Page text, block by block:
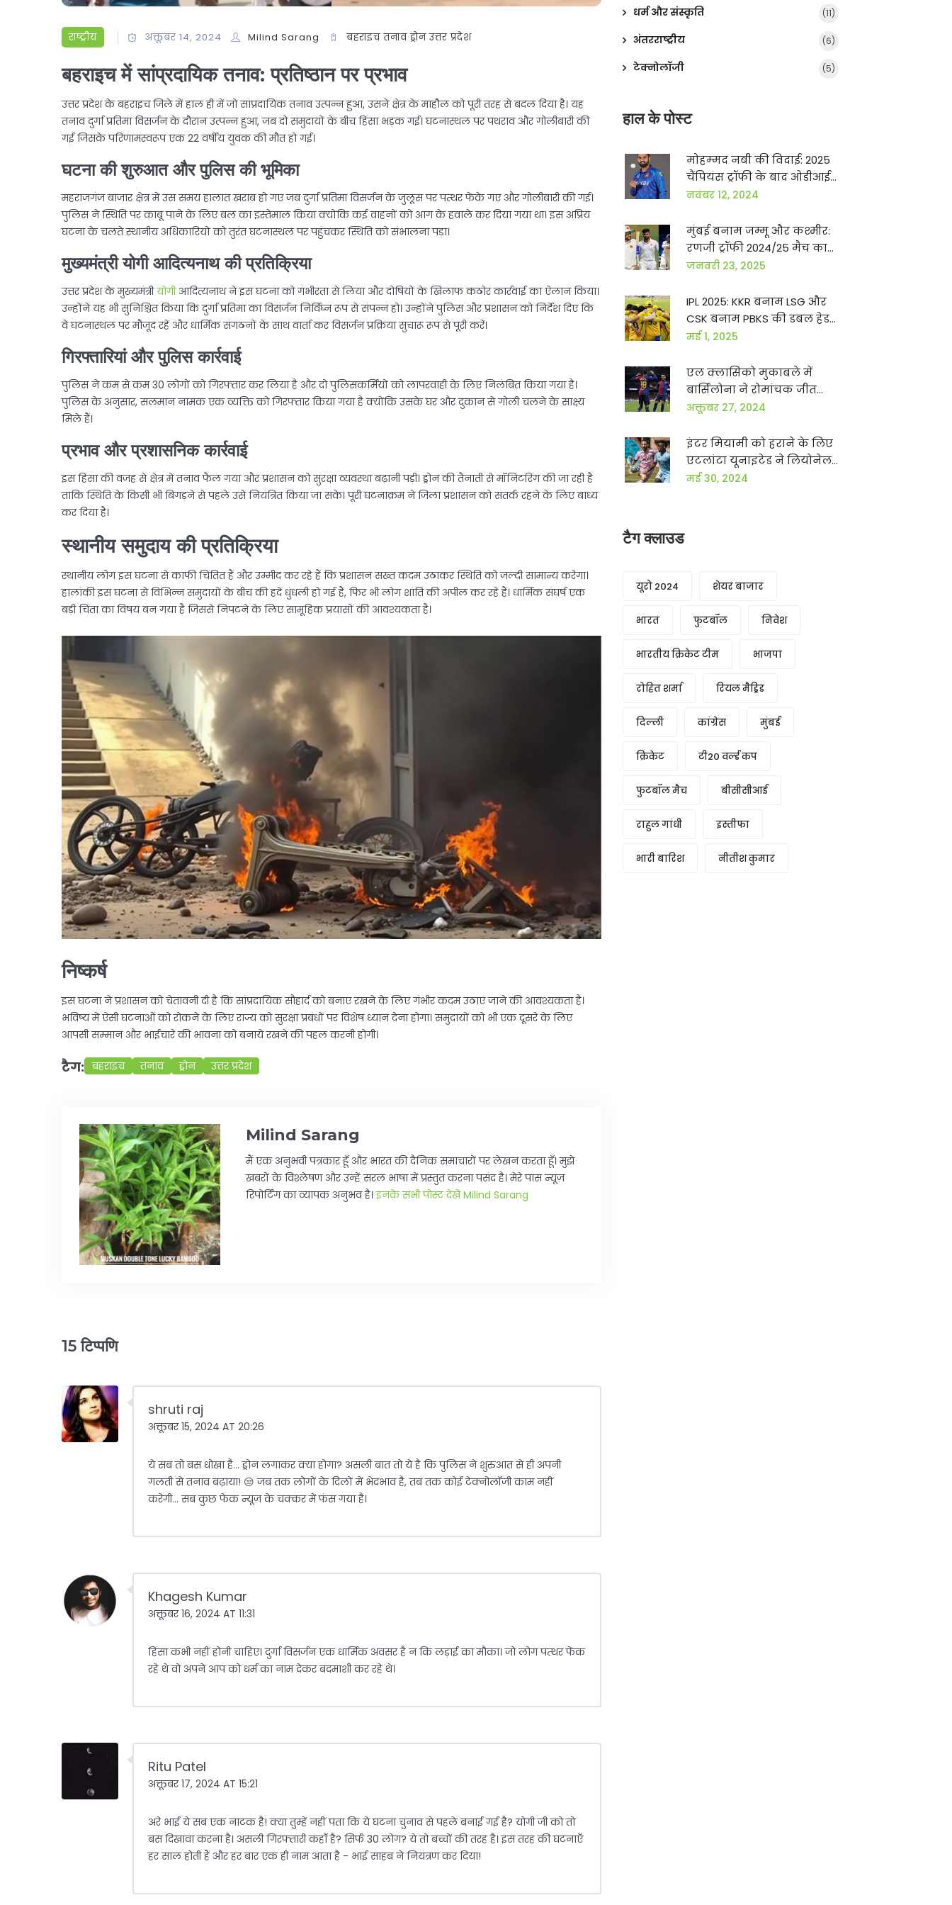
राष्ट्रीय अक्तूबर 14, 2024 Milind Sarang बहराइच तनाव ड्रोन उत्तर प्रदेश
बहराइच में सांप्रदायिक तनाव: प्रतिष्ठान पर प्रभाव
उत्तर प्रदेश के बहराइच जिले में हाल ही में जो सांप्रदायिक तनाव उत्पन्न हुआ, उसने क्षेत्र के माहौल को पूरी तरह से बदल दिया है। यह
तनाव दुर्गा प्रतिमा विसर्जन के दौरान उत्पन्न हुआ, जब दो समुदायों के बीच हिंसा भड़क गई। घटनास्थल पर पथराव और गोलीबारी की
गई जिसके परिणामस्वरूप एक 22 वर्षीय युवक की मौत हो गई।
घटना की शुरुआत और पुलिस की भूमिका
महराजगंज बाजार क्षेत्र में उस समय हालात खराब हो गए जब दुर्गा प्रतिमा विसर्जन के जुलूस पर पत्थर फेंके गए और गोलीबारी की गई।
पुलिस ने स्थिति पर काबू पाने के लिए बल का इस्तेमाल किया क्योंकि कई वाहनों को आग के हवाले कर दिया गया था। इस अप्रिय
घटना के चलते स्थानीय अधिकारियों को तुरंत घटनास्थल पर पहुंचकर स्थिति को संभालना पड़ा।
मुख्यमंत्री योगी आदित्यनाथ की प्रतिक्रिया
उत्तर प्रदेश के मुख्यमंत्रीयोगी आदित्यनाथ ने इस घटना को गंभीरता से लिया और दोषियों के खिलाफ कठोर कार्रवाई का ऐलान किया।
उन्होंने यह भी सुनिश्चित किया कि दुर्गा प्रतिमा का विसर्जन निर्विघ्न रूप से संपन्न हो। उन्होंने पुलिस और प्रशासन को निर्देश दिए कि
वे घटनास्थल पर मौजूद रहें और धार्मिक संगठनों के साथ वार्ता कर विसर्जन प्रक्रिया सुचारू रूप से पूरी करें।
गिरफ्तारियां और पुलिस कार्रवाई
पुलिस ने कम से कम 30 लोगों को गिरफ्तार कर लिया है और दो पुलिसकर्मियों को लापरवाही के लिए निलंबित किया गया है।
पुलिस के अनुसार, सलमान नामक एक व्यक्ति को गिरफ्तार किया गया है क्योंकि उसके घर और दुकान से गोली चलने के साक्ष्य
मिले हैं।
प्रभाव और प्रशासनिक कार्रवाई
इस हिंसा की वजह से क्षेत्र में तनाव फैल गया और प्रशासन को सुरक्षा व्यवस्था बढ़ानी पड़ी। ड्रोन की तैनाती से मॉनिटरिंग की जा रही है
ताकि स्थिति के किसी भी बिगड़ने से पहले उसे नियंत्रित किया जा सके। पूरी घटनाक्रम ने जिला प्रशासन को सतर्क रहने के लिए बाध्य
कर दिया है।
स्थानीय समुदाय की प्रतिक्रिया
स्थानीय लोग इस घटना से काफी चिंतित हैं और उम्मीद कर रहे हैं कि प्रशासन सख्त कदम उठाकर स्थिति को जल्दी सामान्य करेगा।
हालांकी इस घटना से विभिन्न समुदायों के बीच की हदें धुंधली हो गई हैं, फिर भी लोग शांति की अपील कर रहे हैं। धार्मिक संघर्ष एक
बड़ी चिंता का विषय बन गया है जिससे निपटने के लिए सामूहिक प्रयासों की आवश्यकता है।
निष्कर्ष
इस घटना ने प्रशासन को चेतावनी दी है कि सांप्रदायिक सौहार्द को बनाए रखने के लिए गंभीर कदम उठाए जाने की आवश्यकता है।
भविष्य में ऐसी घटनाओं को रोकने के लिए राज्य को सुरक्षा प्रबंधों पर विशेष ध्यान देना होगा। समुदायों को भी एक दूसरे के लिए
आपसी सम्मान और भाईचारे की भावना को बनाये रखने की पहल करनी होगी।
टैग: बहराइच तनाव ड्रोन उत्तर प्रदेश
Milind Sarang
मैं एक अनुभवी पत्रकार हूँ और भारत की दैनिक समाचारों पर लेखन करता हूँ। मुझे
खबरों के विश्लेषण और उन्हें सरल भाषा में प्रस्तुत करना पसंद है। मेरे पास न्यूज़
रिपोर्टिंग का व्यापक अनुभव है।इनके सभी पोस्ट देखें Milind Sarang
15 टिप्पणि
shruti raj
अक्तूबर 15, 2024 AT 20:26
ये सब तो बस धोखा है... ड्रोन लगाकर क्या होगा? असली बात तो ये है कि पुलिस ने शुरुआत से ही अपनी
गलती से तनाव बढ़ाया! 😒 जब तक लोगों के दिलों में भेदभाव है, तब तक कोई टेक्नोलॉजी काम नहीं
करेगी... सब कुछ फेक न्यूज़ के चक्कर में फंस गया है।
Khagesh Kumar
अक्तूबर 16, 2024 AT 11:31
हिंसा कभी नहीं होनी चाहिए। दुर्गा विसर्जन एक धार्मिक अवसर है न कि लड़ाई का मौका। जो लोग पत्थर फेंक
रहे थे वो अपने आप को धर्म का नाम देकर बदमाशी कर रहे थे।
Ritu Patel
अक्तूबर 17, 2024 AT 15:21
अरे भाई ये सब एक नाटक है! क्या तुम्हें नहीं पता कि ये घटना चुनाव से पहले बनाई गई है? योगी जी को तो
बस दिखावा करना है। असली गिरफ्तारी कहाँ है? सिर्फ 30 लोग? ये तो बच्चों की तरह है। इस तरह की घटनाएँ
हर साल होती हैं और हर बार एक ही नाम आता है - भाई साहब ने नियंत्रण कर दिया!
धर्म और संस्कृति (11)
अंतरराष्ट्रीय (6)
टेक्नोलॉजी (5)
हाल के पोस्ट
मोहम्‍मद नबी की विदाई: 2025
चैंपियंस ट्रॉफी के बाद ओडीआई
से संन्‍यास की योजना
नवंबर 12, 2024
मुंबई बनाम जम्मू और कश्मीर:
रणजी ट्रॉफी 2024/25 मैच का
लाइव स्कोर और अपडेट
जनवरी 23, 2025
IPL 2025: KKR बनाम LSG और
CSK बनाम PBKS की डबल हेडर
भिड़ंत आज
मई 1, 2025
एल क्लासिको मुकाबले में
बार्सिलोना ने रोमांचक जीत
हासिल की: विस्तृत रिपोर्ट
अक्तूबर 27, 2024
इंटर मियामी को हराने के लिए
एटलांटा यूनाइटेड ने लियोनेल
मेसी के गोल को किया निष्फल
मई 30, 2024
टैग क्लाउड
यूरो 2024 शेयर बाजार
भारत फुटबॉल निवेश
भारतीय क्रिकेट टीम भाजपा
रोहित शर्मा रियल मैड्रिड
दिल्ली कांग्रेस मुंबई
क्रिकेट टी20 वर्ल्ड कप
फुटबॉल मैच बीसीसीआई
राहुल गांधी इस्तीफा
भारी बारिश नीतीश कुमार